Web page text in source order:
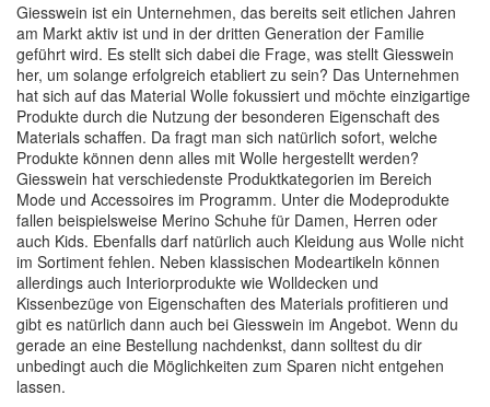
Giesswein ist ein Unternehmen, das bereits seit etlichen Jahren
am Markt aktiv ist und in der dritten Generation der Familie
geführt wird. Es stellt sich dabei die Frage, was stellt Giesswein
her, um solange erfolgreich etabliert zu sein? Das Unternehmen
hat sich auf das Material Wolle fokussiert und möchte einzigartige
Produkte durch die Nutzung der besonderen Eigenschaft des
Materials schaffen. Da fragt man sich natürlich sofort, welche
Produkte können denn alles mit Wolle hergestellt werden?
Giesswein hat verschiedenste Produktkategorien im Bereich
Mode und Accessoires im Programm. Unter die Modeprodukte
fallen beispielsweise Merino Schuhe für Damen, Herren oder
auch Kids. Ebenfalls darf natürlich auch Kleidung aus Wolle nicht
im Sortiment fehlen. Neben klassischen Modeartikeln können
allerdings auch Interiorprodukte wie Wolldecken und
Kissenbezüge von Eigenschaften des Materials profitieren und
gibt es natürlich dann auch bei Giesswein im Angebot. Wenn du
gerade an eine Bestellung nachdenkst, dann solltest du dir
unbedingt auch die Möglichkeiten zum Sparen nicht entgehen
lassen.